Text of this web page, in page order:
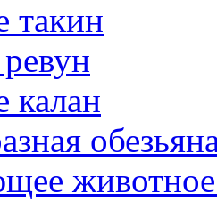
такин
калан